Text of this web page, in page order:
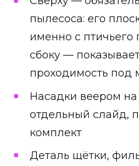
пылесоса: его
именно с птичьего
сбоку —
проходимость под
Насадки веером
отдельный слайд,
комплект
Деталь щётки,